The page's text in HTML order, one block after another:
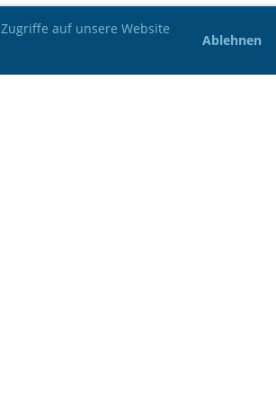
auf unsere Website
Ablehnen